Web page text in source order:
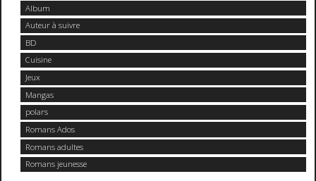
Album
Auteur à suivre
BD
Cuisine
Jeux
Mangas
polars
Romans Ados
Romans adultes
Romans jeunesse